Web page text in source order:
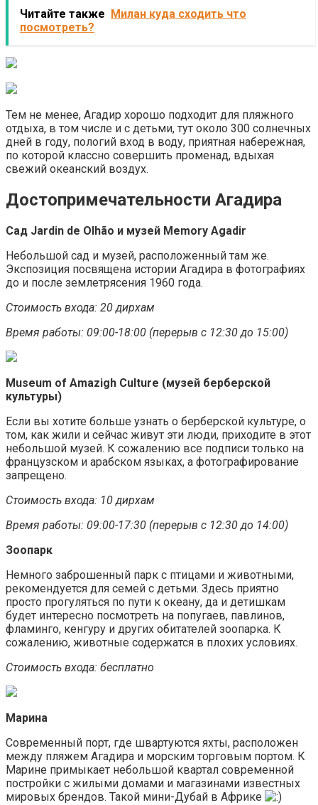
Читайте также
Милан куда сходить что
посмотреть?
Тем не менее, Агадир хорошо подходит для пляжного
отдыха, в том числе и с детьми, тут около 300 солнечных
дней в году, пологий вход в воду, приятная набережная,
по которой классно совершить променад, вдыхая
свежий океанский воздух.
Достопримечательности Агадира
Сад Jardin de Olhão и музей Memory Agadir
Небольшой сад и музей, расположенный там же.
Экспозиция посвящена истории Агадира в фотографиях
до и после землетрясения 1960 года.
Стоимость входа: 20 дирхам
Время работы: 09:00-18:00 (перерыв с 12:30 до 15:00)
Museum of Amazigh Culture (музей берберской
культуры)
Если вы хотите больше узнать о берберской культуре, о
том, как жили и сейчас живут эти люди, приходите в этот
небольшой музей. К сожалению все подписи только на
французском и арабском языках, а фотографирование
запрещено.
Стоимость входа: 10 дирхам
Время работы: 09:00-17:30 (перерыв с 12:30 до 14:00)
Зоопарк
Немного заброшенный парк с птицами и животными,
рекомендуется для семей с детьми. Здесь приятно
просто прогуляться по пути к океану, да и детишкам
будет интересно посмотреть на попугаев, павлинов,
фламинго, кенгуру и других обитателей зоопарка. К
сожалению, животные содержатся в плохих условиях.
Стоимость входа: бесплатно
Марина
Современный порт, где швартуются яхты, расположен
между пляжем Агадира и морским торговым портом. К
Марине примыкает небольшой квартал современной
постройки с жилыми домами и магазинами известных
мировых брендов. Такой мини-Дубай в Африке